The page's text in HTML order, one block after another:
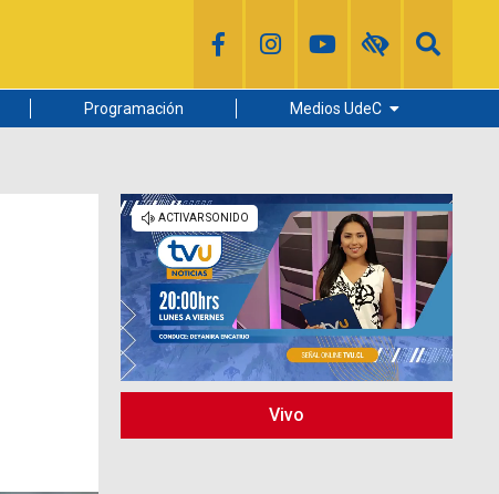
Programación Medios UdeC
Radio UdeC
Noticias UdeC
La Discusión
Vivo